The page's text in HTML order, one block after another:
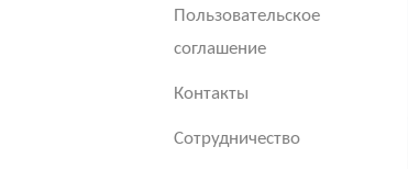
Пользовательское
соглашение
Контакты
Сотрудничество